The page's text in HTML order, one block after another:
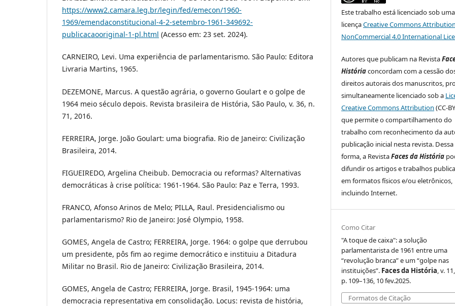
https://www2.camara.leg.br/legin/fed/emecon/1960-
1969/emendaconstitucional-4-2-setembro-1961-349692-
publicacaooriginal-1-pl.html (Acesso em: 23 set. 2024).
CARNEIRO, Levi. Uma experiência de parlamentarismo. São Paulo: Editora
Livraria Martins, 1965.
DEZEMONE, Marcus. A questão agrária, o governo Goulart e o golpe de
1964 meio século depois. Revista brasileira de História, São Paulo, v. 36, n.
71, 2016.
FERREIRA, Jorge. João Goulart: uma biografia. Rio de Janeiro: Civilização
Brasileira, 2014.
FIGUEIREDO, Argelina Cheibub. Democracia ou reformas? Alternativas
democráticas à crise política: 1961-1964. São Paulo: Paz e Terra, 1993.
FRANCO, Afonso Arinos de Melo; PILLA, Raul. Presidencialismo ou
parlamentarismo? Rio de Janeiro: José Olympio, 1958.
GOMES, Angela de Castro; FERREIRA, Jorge. 1964: o golpe que derrubou
um presidente, pôs fim ao regime democrático e instituiu a Ditadura
Militar no Brasil. Rio de Janeiro: Civilização Brasileira, 2014.
GOMES, Angela de Castro; FERREIRA, Jorge. Brasil, 1945-1964: uma
democracia representativa em consolidação. Locus: revista de história,
Este trabalho está licenciado sob uma
licençaCreative Commons
NonCommercial 4.0 International
Autores que publicam na Revista
Históriaconcordam com a cessão
direitos autorais dos manuscritos,
simultaneamente licenciado sob a
Creative Commons Attribution (CC-
que permite o compartilhamento do
trabalho com reconhecimento da
publicação inicial nesta revista. Dessa
forma, a RevistaFaces da História
difundir os artigos e trabalhos
em formatos físicos e/ou eletrônicos,
incluindo Internet.
Como Citar
"A toque de caixa": a solução
parlamentarista de 1961 entre uma
“revolução branca” e um “golpe nas
instituições”. Faces da História, v.
p. 109–136, 10 fev.2025.
Formatos de Citação